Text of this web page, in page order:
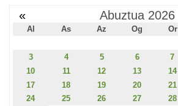
« Abuztua 2026
Al As Az Og Or
3
4 5 6 7
10
11 12 13 14
17
18 19 20 21
24
25 26 27 28